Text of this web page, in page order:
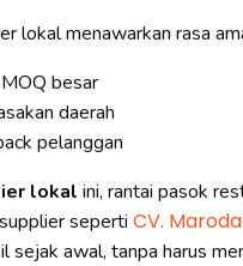
lokal menawarkan rasa
besar
daerah
pelanggan
lokal ini, rantai pasok
seperti CV.
awal, tanpa harus